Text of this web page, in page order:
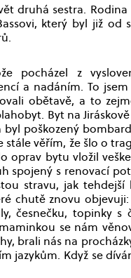
druhá sestra.
který byl již
pocházel z
a nadáním. To
obětavě, a to
Byt na
poškozený
stále věřím, že šlo o
oprav bytu vložil
spojený s renovací
stravu, jak
chutě znovu
česnečku, topinky s
se nám
brali nás na
jazykům. Když se